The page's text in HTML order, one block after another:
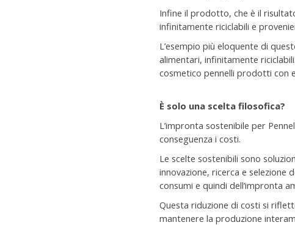
Infine il prodotto, che è il
infinitamente riciclabili e
L’esempio più eloquente di
alimentari, infinitamente
cosmetico pennelli prodotti con
È solo una scelta filosofica?
L’impronta sostenibile per
conseguenza i costi.
Le scelte sostenibili sono
innovazione, ricerca e selezione
consumi e quindi dell’impronta
Questa riduzione di costi si
mantenere la produzione